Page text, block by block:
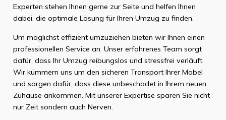
Experten stehen Ihnen gerne zur Seite und helfen Ihnen
dabei, die optimale Lösung für Ihren Umzug zu finden.
Um möglichst effizient umzuziehen bieten wir Ihnen einen
professionellen Service an. Unser erfahrenes Team sorgt
dafür, dass Ihr Umzug reibungslos und stressfrei verläuft.
Wir kümmern uns um den sicheren Transport Ihrer Möbel
und sorgen dafür, dass diese unbeschadet in Ihrem neuen
Zuhause ankommen. Mit unserer Expertise sparen Sie nicht
nur Zeit sondern auch Nerven.